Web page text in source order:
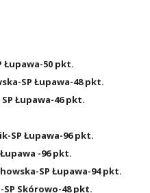
Łupawa-50 pkt.
SP Łupawa-48 pkt.
Łupawa-46 pkt.
SP Łupawa-96 pkt.
-96 pkt.
SP Łupawa-94 pkt.
Skórowo-48 pkt.